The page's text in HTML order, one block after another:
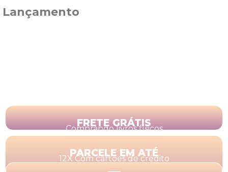
Lançamento
FRETE GRÁTIS
Comprando livros físicos
PARCELE EM ATÉ
12X Com cartões de crédito